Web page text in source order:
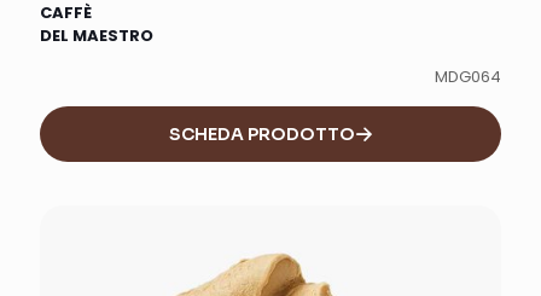
CAFFÈ
DEL MAESTRO
MDG064
SCHEDA PRODOTTO